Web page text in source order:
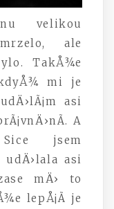
velikou
ale
TakÅ¾e
mi je
asi
A
jsem
asi
mÄ› to
lepÅ¡Ã­ je